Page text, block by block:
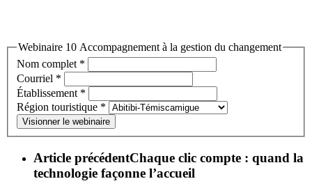
Webinaire 10 Accompagnement à la gestion du changement
Nom complet *
Courriel *
Établissement *
Région touristique *
Visionner le webinaire
Article précédentChaque clic compte : quand la
technologie façonne l’accueil